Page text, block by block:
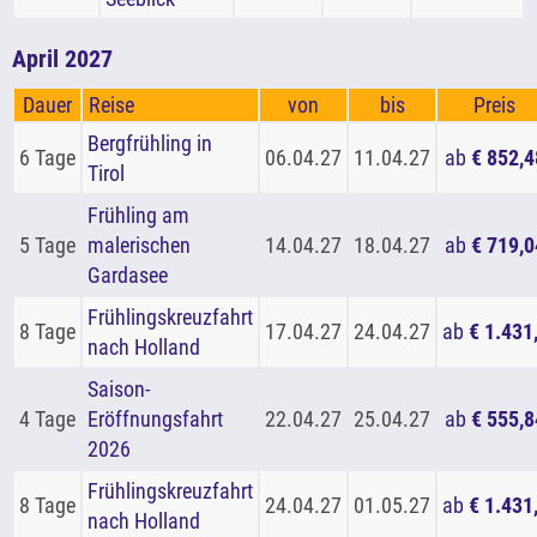
April 2027
Dauer Reise von bis Preis
6 Tage
Bergfrühling in
Tirol
06.04.27 11.04.27 ab €
5 Tage
Frühling am
malerischen
Gardasee
14.04.27 18.04.27 ab €
8 Tage
Frühlingskreuzfahrt
nach Holland
17.04.27 24.04.27 ab €
4 Tage
Saison-
Eröffnungsfahrt
2026
22.04.27 25.04.27 ab €
8 Tage
Frühlingskreuzfahrt
nach Holland
24.04.27 01.05.27 ab €